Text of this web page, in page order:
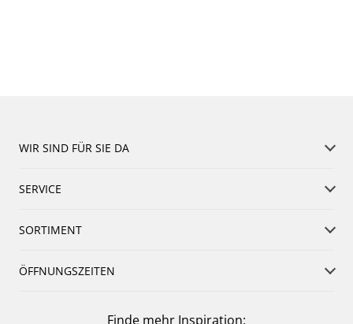
WIR SIND FÜR SIE DA
SERVICE
SORTIMENT
ÖFFNUNGSZEITEN
Finde mehr Inspiration: